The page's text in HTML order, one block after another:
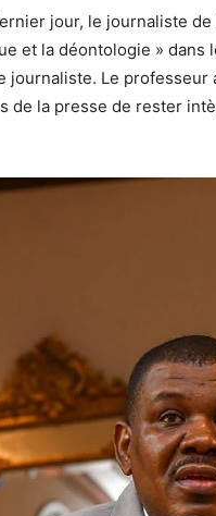
jour, le journaliste
et la déontologie »
journaliste. Le professeur
la presse de rester